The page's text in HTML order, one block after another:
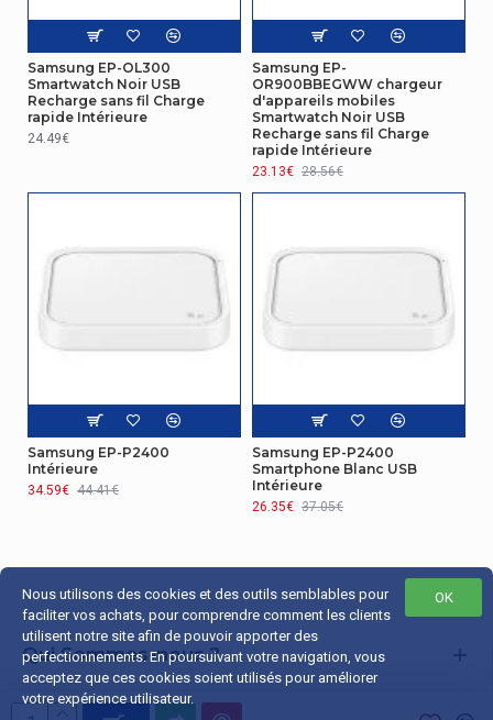
Samsung EP-OL300
Smartwatch Noir USB
Recharge sans fil Charge
rapide Intérieure
24.49€
Samsung EP-
OR900BBEGWW chargeur
d'appareils mobiles
Smartwatch Noir USB
Recharge sans fil Charge
rapide Intérieure
23.13€ 28.56€
Samsung EP-P2400
Intérieure
34.59€ 44.41€
Samsung EP-P2400
Smartphone Blanc USB
Intérieure
26.35€ 37.05€
Qui Sommes-nous ?
Liens Utiles
OK
Nous utilisons des cookies et des outils semblables pour
faciliter vos achats, pour comprendre comment les clients
utilisent notre site afin de pouvoir apporter des
perfectionnements. En poursuivant votre navigation, vous
acceptez que ces cookies soient utilisés pour améliorer
votre expérience utilisateur.